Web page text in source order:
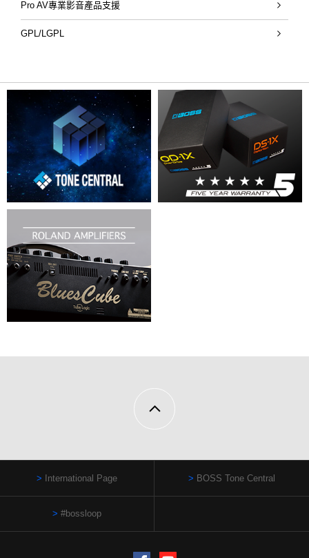
Pro AV專業影音產品支援
GPL/LGPL
International Page BOSS Tone Central
#bossloop